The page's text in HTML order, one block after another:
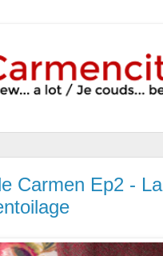
Carmen Ep2 - La